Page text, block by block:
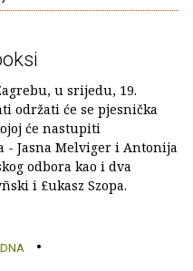
u srijedu, 19.
održati će se pjesnička
će nastupiti
- Jasna Melviger i Antonija
odbora kao i dva
i £ukasz Szopa.